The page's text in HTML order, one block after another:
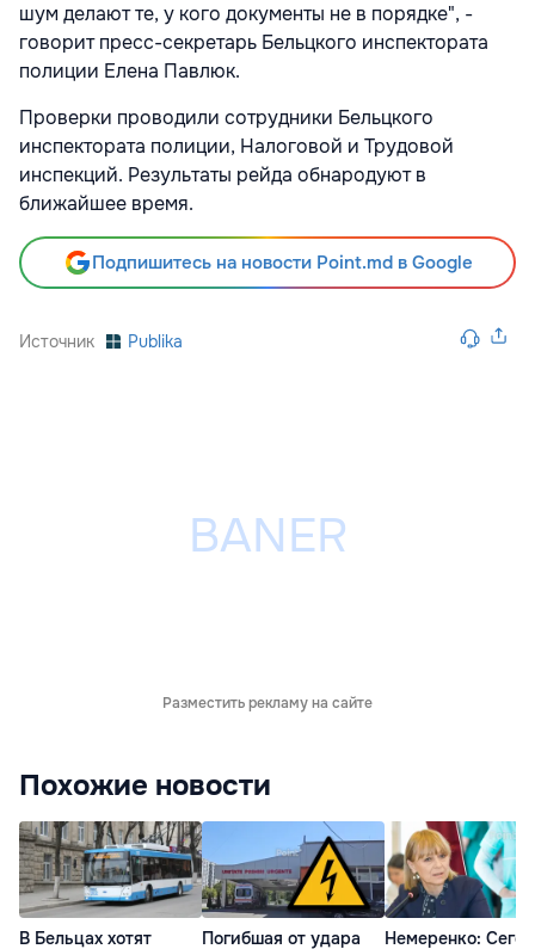
шум делают те, у кого документы не в порядке", -
говорит пресс-секретарь Бельцкого инспектората
полиции Елена Павлюк.
Проверки проводили сотрудники Бельцкого
инспектората полиции, Налоговой и Трудовой
инспекций. Результаты рейда обнародуют в
ближайшее время.
Подпишитесь на новости Point.md в Google
Источник Publika
Разместить рекламу на сайте
Похожие новости
В Бельцах хотят
Погибшая от удара
Немеренко: